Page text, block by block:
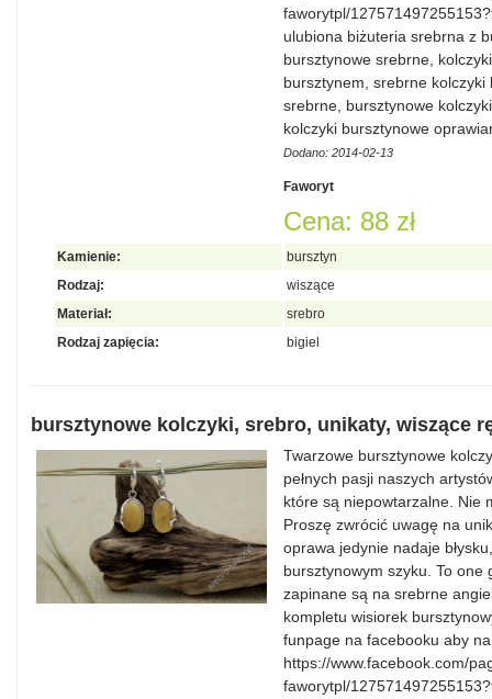
faworytpl/
ulubiona biżuteria srebrna z
bursztynowe srebrne,
bursztynem, srebrne
srebrne, bursztynowe
kolczyki bursztynowe
Dodano: 2014-02-13
Faworyt
Cena: 88 zł
Kamienie:
bursztyn
Rodzaj:
wiszące
Materiał:
srebro
Rodzaj zapięcia:
bigiel
bursztynowe kolczyki, srebro, unikaty, wiszące
Twarzowe bursztynowe
pełnych pasji naszych
które są niepowtarzalne. Nie
Proszę zwrócić uwagę na
oprawa jedynie nadaje
bursztynowym szyku. To one
zapinane są na srebrne
kompletu wisiorek
funpage na facebooku aby
https://www.facebook.com/
faworytpl/